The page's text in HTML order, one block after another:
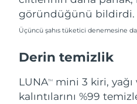
göründüğünü bildirdi.
Üçüncü şahıs tüketici denemesine
Derin temizlik
LUNATM
mini 3 kiri, yağı
kalıntılarını %99
Filipinler
Porto Riko